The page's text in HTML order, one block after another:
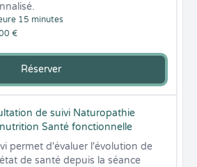
15 minutes
€
Réserver
de suivi Naturopathie
Santé fonctionnelle
permet d'évaluer l'évolution de
de santé depuis la séance